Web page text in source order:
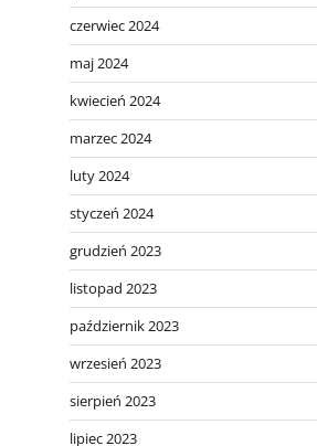
czerwiec 2024
maj 2024
kwiecień 2024
marzec 2024
luty 2024
styczeń 2024
grudzień 2023
listopad 2023
październik 2023
wrzesień 2023
sierpień 2023
lipiec 2023